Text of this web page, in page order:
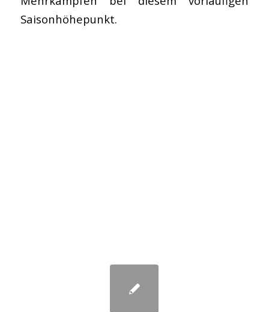
Saisonhöhepunkt.